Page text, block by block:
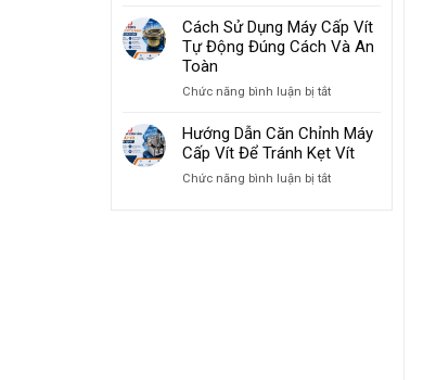
Ngành
Sản
Ưu
Hóa
Cơ
Bằng
Máy
Cách Sử Dụng Máy Cấp Vít
Tự Động Đúng Cách Và An
Toàn
Chức năng bình luận bị tắtở
Sử
Dụng
Cấp
Hướng Dẫn Căn Chỉnh Máy
Cấp Vít Để Tránh Kẹt Vít
Chức năng bình luận bị tắtở